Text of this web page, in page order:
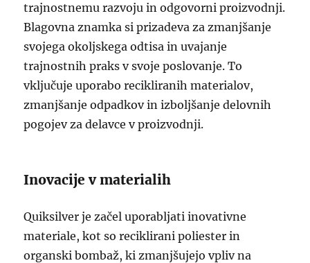
trajnostnemu razvoju in odgovorni proizvodnji.
Blagovna znamka si prizadeva za zmanjšanje
svojega okoljskega odtisa in uvajanje
trajnostnih praks v svoje poslovanje. To
vključuje uporabo recikliranih materialov,
zmanjšanje odpadkov in izboljšanje delovnih
pogojev za delavce v proizvodnji.
Inovacije v materialih
Quiksilver je začel uporabljati inovativne
materiale, kot so reciklirani poliester in
organski bombaž, ki zmanjšujejo vpliv na